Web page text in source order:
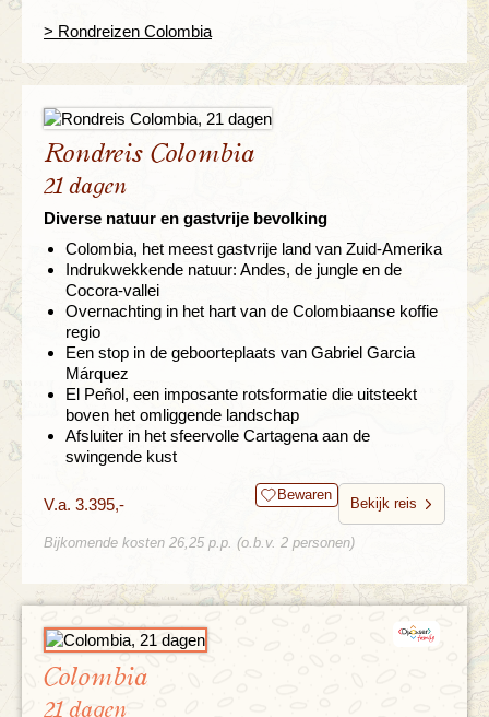
> Rondreizen Colombia
Rondreis Colombia
21 dagen
Diverse natuur en gastvrije bevolking
Colombia, het meest gastvrije land van Zuid-Amerika
Indrukwekkende natuur: Andes, de jungle en de
Cocora-vallei
Overnachting in het hart van de Colombiaanse koffie
regio
Een stop in de geboorteplaats van Gabriel Garcia
Márquez
El Peñol, een imposante rotsformatie die uitsteekt
boven het omliggende landschap
Afsluiter in het sfeervolle Cartagena aan de
swingende kust
V.a. 3.395,- Bewaren
Bekijk reis
Bijkomende kosten 26,25 p.p. (o.b.v. 2 personen)
Colombia
21 dagen